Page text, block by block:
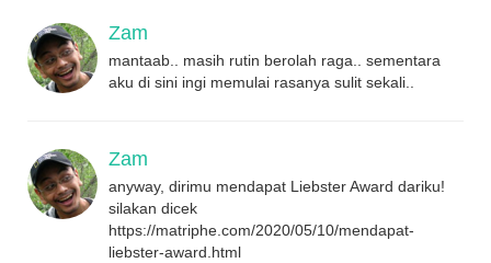
Zam
mantaab.. masih rutin berolah raga.. sementara
aku di sini ingi memulai rasanya sulit sekali..
Zam
anyway, dirimu mendapat Liebster Award dariku!
silakan dicek
https://matriphe.com/2020/05/10/mendapat-
liebster-award.html